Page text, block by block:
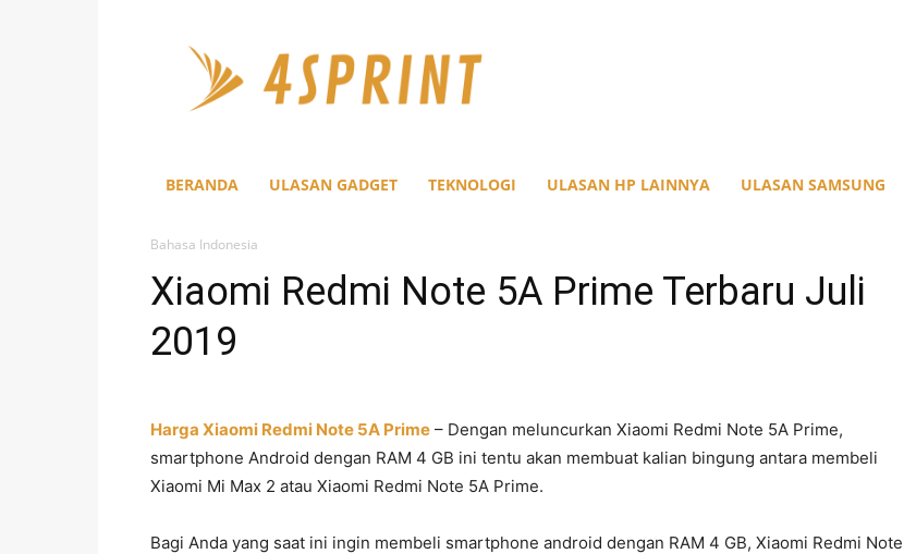
BERANDA ULASAN GADGET TEKNOLOGI ULASAN HP LAINNYA ULASAN SAMSUNG
Bahasa Indonesia
Xiaomi Redmi Note 5A Prime Terbaru Juli
2019
Harga Xiaomi Redmi Note 5A Prime – Dengan meluncurkan Xiaomi Redmi Note 5A Prime,
smartphone Android dengan RAM 4 GB ini tentu akan membuat kalian bingung antara membeli
Xiaomi Mi Max 2 atau Xiaomi Redmi Note 5A Prime.
Bagi Anda yang saat ini ingin membeli smartphone android dengan RAM 4 GB, Xiaomi Redmi Note